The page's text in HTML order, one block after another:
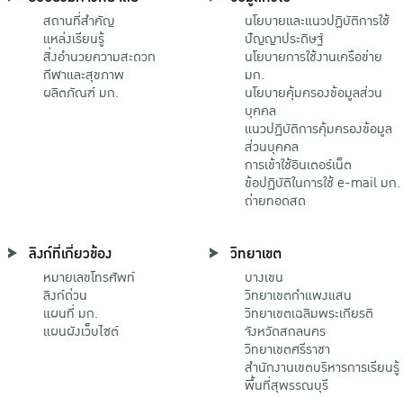
สถานที่สำคัญ
แหล่งเรียนรู้
สิ่งอำนวยความสะดวก
กีฬาและสุขภาพ
ผลิตภัณฑ์ มก.
นโยบายและแนวปฏิบัติการใช้
ปัญญาประดิษฐ์
นโยบายการใช้งานเครือข่าย
มก.
นโยบายคุ้มครองข้อมูลส่วน
บุคคล
แนวปฏิบัติการคุ้มครองข้อมูล
ส่วนบุคคล
การเข้าใช้อินเตอร์เน็ต
ข้อปฏิบัติในการใช้ e-mail มก.
ถ่ายทอดสด
ลิงก์ที่เกี่ยวข้อง
หมายเลขโทรศัพท์
ลิงก์ด่วน
แผนที่ มก.
แผนผังเว็บไซต์
วิทยาเขต
บางเขน
วิทยาเขตกําแพงแสน
วิทยาเขตเฉลิมพระเกียรติ
จังหวัดสกลนคร
วิทยาเขตศรีราชา
สำนักงานเขตบริหารการเรียนรู้
พื้นที่สุพรรณบุรี